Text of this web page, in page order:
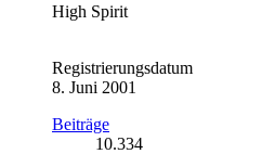
High Spirit
Registrierungsdatum
8. Juni 2001
Beiträge
10.334